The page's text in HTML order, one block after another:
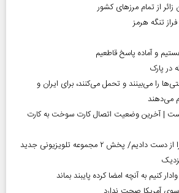
و آماده پاسخ قاطعیم
را می‌بینند و تحمل می‌کنند، برای ایران و
می‌دهند
پابرجاست | آخرین وضعیت اتصال کارت سوخت به کارت
هنرمند منحصر‌به‌فردی را از دست دادیم/ پخش ۲ مجموعه تلویزیونی جدید
کنیم به آنچه امضا کرده پایبند بماند